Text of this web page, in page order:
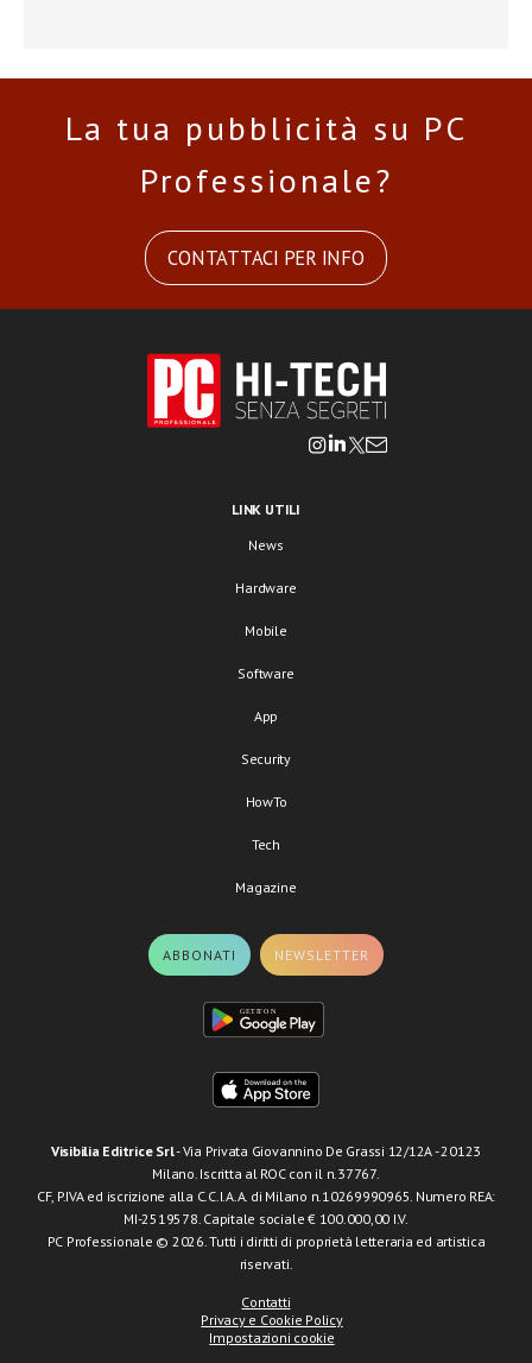
La tua pubblicità su PC
Professionale?
CONTATTACI PER INFO
LINK UTILI
News
Hardware
Mobile
Software
App
Security
HowTo
Tech
Magazine
ABBONATI NEWSLETTER
Visibilia Editrice Srl- Via Privata Giovannino De Grassi 12/12A - 20123
Milano. Iscritta al ROC con il n.37767.
CF, P.IVA ed iscrizione alla C.C.I.A.A. di Milano n.10269990965. Numero REA:
MI-2519578. Capitale sociale € 100.000,00 I.V.
PC Professionale © 2026. Tutti i diritti di proprietà letteraria ed artistica
riservati.
Contatti
Privacy e Cookie Policy
Impostazioni cookie